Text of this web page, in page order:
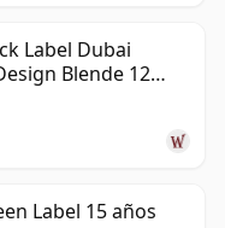
Label Dubai
Blende 12
Label 15 años